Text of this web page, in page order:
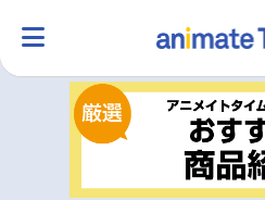
ランキング